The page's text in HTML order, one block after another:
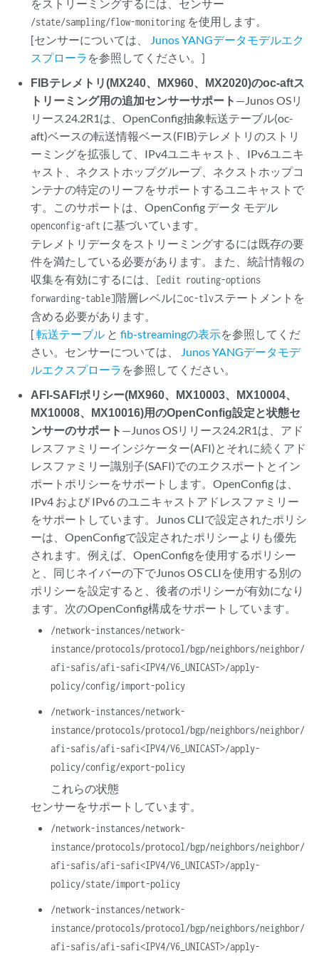
をストリーミングするには、センサー
/state/sampling/flow-monitoring を使用します。
[センサーについては、 Junos YANGデータモデルエク
スプローラ を参照してください。]
FIBテレメトリ(MX240、MX960、MX2020)のoc-aftス
トリーミング用の追加センサーサポート —Junos OSリ
リース24.2R1は、OpenConfig抽象転送テーブル(oc-
aft)ベースの転送情報ベース(FIB)テレメトリのストリ
ーミングを拡張して、IPv4ユニキャスト、IPv6ユニキ
ャスト、ネクストホップグループ、ネクストホップコ
ンテナの特定のリーフをサポートするユニキャストで
す。このサポートは、OpenConfig データ モデル
openconfig-aft に基づいています。
テレメトリデータをストリーミングするには既存の要
件を満たしている必要があります。また、統計情報の
収集を有効にするには、 [edit routing-options
forwarding-table]階層レベルにoc-tlvステートメントを
含める必要があります。
[転送テーブル とfib-streamingの表示を参照してくだ
さい。センサーについては、 Junos YANGデータモデ
ルエクスプローラ を参照してください。
AFI-SAFIポリシー(MX960、MX10003、MX10004、
MX10008、MX10016)用のOpenConfig設定と状態セ
ンサーのサポート —Junos OSリリース24.2R1は、アド
レスファミリーインジケーター(AFI)とそれに続くアド
レスファミリー識別子(SAFI)でのエクスポートとイン
ポートポリシーをサポートします。OpenConfig は、
IPv4 および IPv6 のユニキャストアドレスファミリー
をサポートしています。Junos CLIで設定されたポリシ
ーは、OpenConfigで設定されたポリシーよりも優先
されます。例えば、OpenConfigを使用するポリシー
と、同じネイバーの下でJunos OS CLIを使用する別の
ポリシーを設定すると、後者のポリシーが有効になり
ます。次のOpenConfig構成をサポートしています。
/network-instances/network-
instance/protocols/protocol/bgp/neighbors/neighbor/
afi-safis/afi-safi<IPV4/V6_UNICAST>/apply-
policy/config/import-policy
/network-instances/network-
instance/protocols/protocol/bgp/neighbors/neighbor/
afi-safis/afi-safi<IPV4/V6_UNICAST>/apply-
policy/config/export-policy
これらの状態
センサーをサポートしています。
/network-instances/network-
instance/protocols/protocol/bgp/neighbors/neighbor/
afi-safis/afi-safi<IPV4/V6_UNICAST>/apply-
policy/state/import-policy
/network-instances/network-
instance/protocols/protocol/bgp/neighbors/neighbor/
afi-safis/afi-safi<IPV4/V6_UNICAST>/apply-